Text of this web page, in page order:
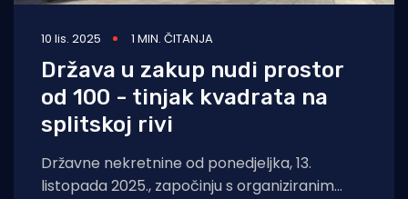
10 lis. 2025 1 MIN. ČITANJA
Država u zakup nudi prostor
od 100 - tinjak kvadrata na
splitskoj rivi
Državne nekretnine od ponedjeljka, 13.
listopada 2025., započinju s organiziranim